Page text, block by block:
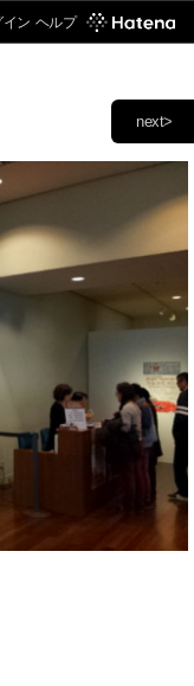
イン ヘルプ
next>